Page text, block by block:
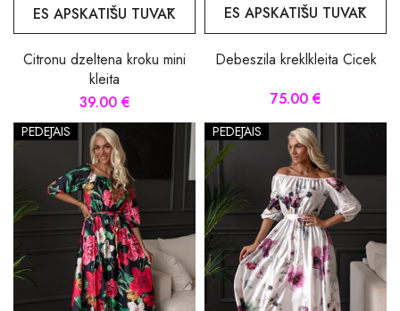
ES APSKATĪŠU TUVĀK
Citronu dzeltena kroku mini
kleita
39.00 €
ES APSKATĪŠU TUVĀK
Debeszila kreklkleita Cicek
75.00 €
PĒDĒJAIS PĒDĒJAIS